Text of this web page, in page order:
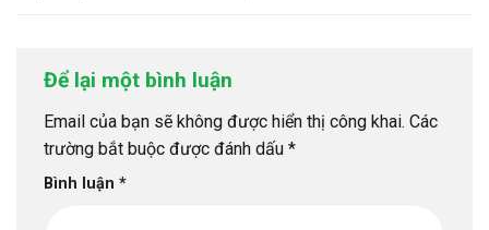
Để lại một bình luận
Email của bạn sẽ không được hiển thị công khai. Các
trường bắt buộc được đánh dấu *
Bình luận *